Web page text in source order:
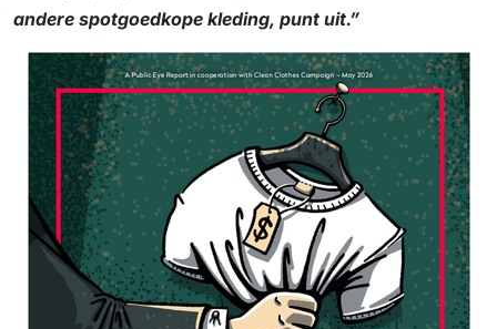
andere spotgoedkope kleding, punt uit.”